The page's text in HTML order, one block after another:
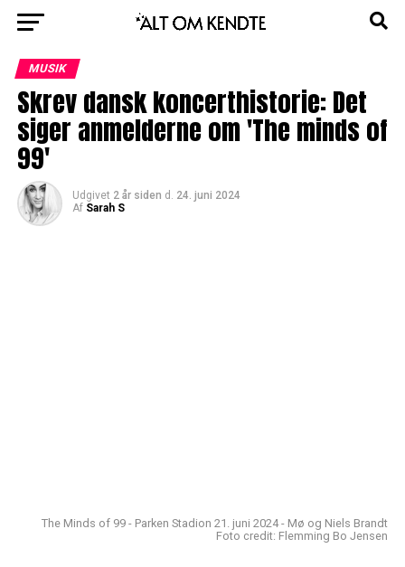
MUSIK
Skrev dansk koncerthistorie: Det
siger anmelderne om 'The minds of
99'
Udgivet 2 år siden d. 24. juni 2024
Af Sarah S
The Minds of 99 - Parken Stadion 21. juni 2024 - Mø og Niels Brandt
Foto credit: Flemming Bo Jensen